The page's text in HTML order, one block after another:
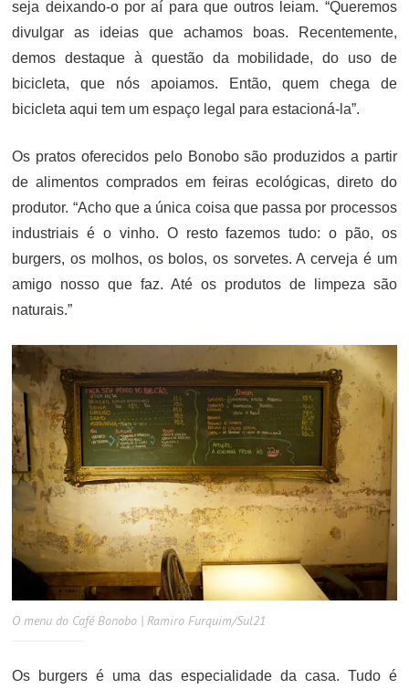
seja deixando-o por aí para que outros leiam. “Queremos
divulgar as ideias que achamos boas. Recentemente,
demos destaque à questão da mobilidade, do uso de
bicicleta, que nós apoiamos. Então, quem chega de
bicicleta aqui tem um espaço legal para estacioná-la”.
Os pratos oferecidos pelo Bonobo são produzidos a partir
de alimentos comprados em feiras ecológicas, direto do
produtor. “Acho que a única coisa que passa por processos
industriais é o vinho. O resto fazemos tudo: o pão, os
burgers, os molhos, os bolos, os sorvetes. A cerveja é um
amigo nosso que faz. Até os produtos de limpeza são
naturais.”
O menu do Café Bonobo | Ramiro Furquim/Sul21
Os burgers é uma das especialidade da casa. Tudo é